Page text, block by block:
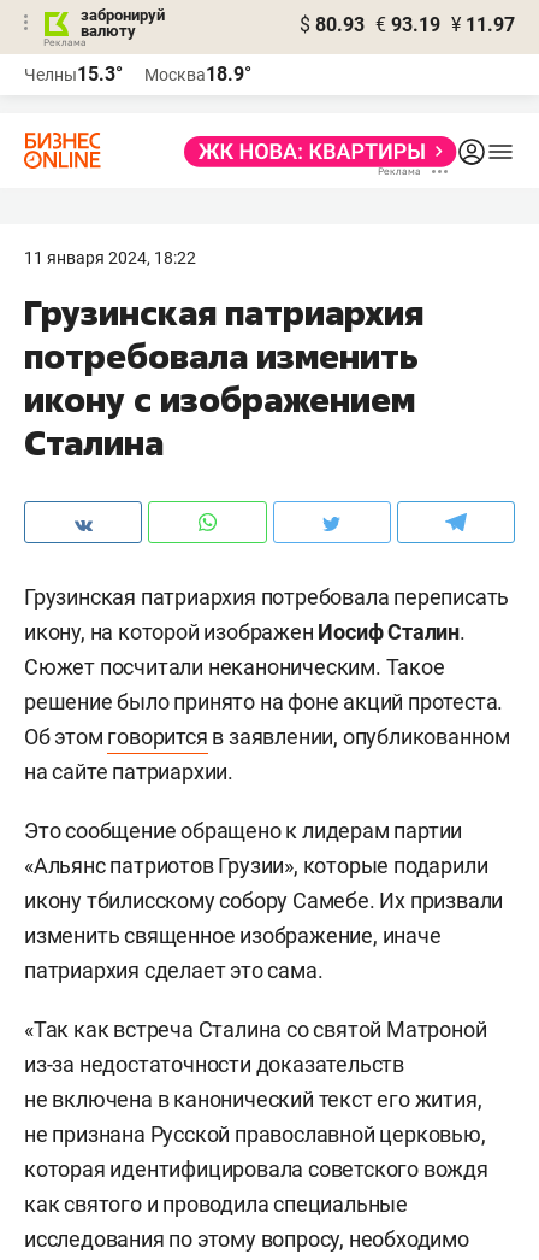
забронируй
валюту
$ 80.93 € 93.19 ¥ 11.97
Челны15.3° Москва18.9°
11 января 2024, 18:22
Грузинская патриархия
потребовала изменить
икону с изображением
Сталина
Грузинская патриархия потребовала переписать
икону, на которой изображен Иосиф Сталин.
Сюжет посчитали неканоническим. Такое
решение было принято на фоне акций протеста.
Об этом говорится в заявлении, опубликованном
на сайте патриархии.
Это сообщение обращено к лидерам партии
«Альянс патриотов Грузии», которые подарили
икону тбилисскому собору Самебе. Их призвали
изменить священное изображение, иначе
патриархия сделает это сама.
«Так как встреча Сталина со святой Матроной
из-за недостаточности доказательств
не включена в канонический текст его жития,
не признана Русской православной церковью,
которая идентифицировала советского вождя
как святого и проводила специальные
исследования по этому вопросу, необходимо